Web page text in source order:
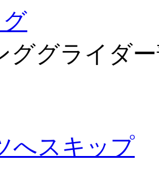
ググライダ
へスキップ